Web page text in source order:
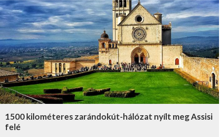
1500 kilométeres zarándokút-hálózat nyílt meg Assisi
felé